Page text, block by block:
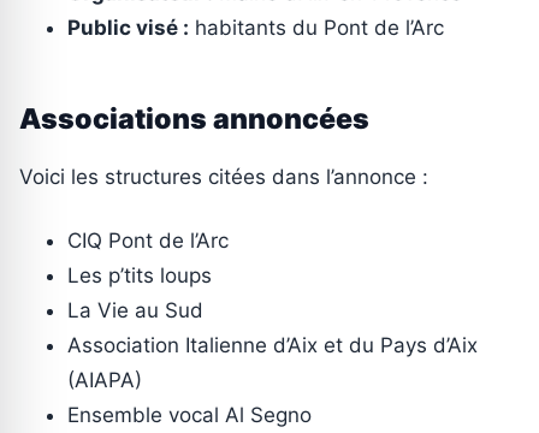
Public visé : habitants du Pont de l’Arc
Associations annoncées
Voici les structures citées dans l’annonce :
CIQ Pont de l’Arc
Les p’tits loups
La Vie au Sud
Association Italienne d’Aix et du Pays d’Aix
(AIAPA)
Ensemble vocal Al Segno